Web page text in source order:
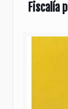
Fiscalía